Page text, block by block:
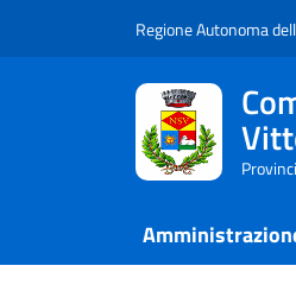
Regione Autonoma